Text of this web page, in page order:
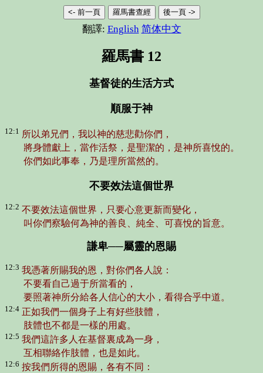
<- 前一頁 羅馬書查經 後一頁 ->
翻譯: English 简体中文
羅馬書 12
基督徒的生活方式
順服于神
12:1 所以弟兄們，我以神的慈悲勸你們，
將身體獻上，當作活祭，是聖潔的，是神所喜悅的。
你們如此事奉，乃是理所當然的。
不要效法這個世界
12:2 不要效法這個世界，只要心意更新而變化，
叫你們察驗何為神的善良、純全、可喜悅的旨意。
謙卑──屬靈的恩賜
12:3 我憑著所賜我的恩，對你們各人說：
不要看自己過于所當看的，
要照著神所分給各人信心的大小，看得合乎中道。
12:4 正如我們一個身子上有好些肢體，
肢體也不都是一樣的用處。
12:5 我們這許多人在基督裏成為一身，
互相聯絡作肢體，也是如此。
12:6 按我們所得的恩賜，各有不同：